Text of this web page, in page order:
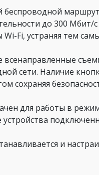
до 300 Мбит/
Fi, устраняя тем
всенаправленные
сети. Наличие
сохраняя
для работы в
устройства
и